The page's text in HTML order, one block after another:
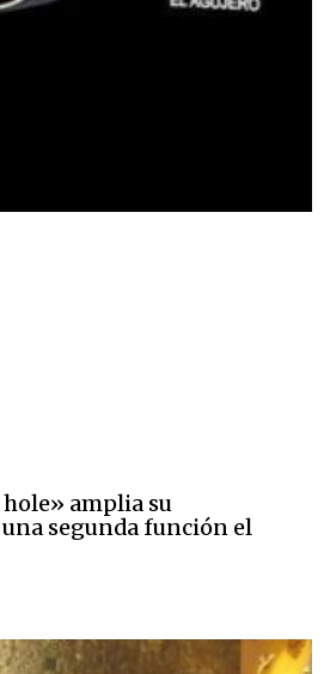
hole» amplia su
segunda función el